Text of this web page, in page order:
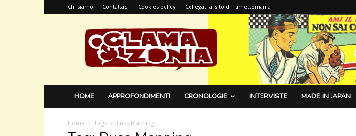
Chi siamo Contattaci Cookies policy Collegati al sito di Fumettomania
Glamazonia,
il
blog
HOME APPROFONDIMENTI CRONOLOGIE INTERVISTE MADE IN JAPAN
Home Tags Russ Manning